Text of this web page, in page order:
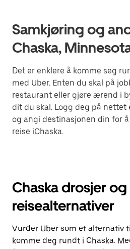
Samkjøring og
Chaska,
Det er enklere å komme seg
med Uber. Enten du skal på
restaurant eller gjøre ærend i
dit du skal. Logg deg på nettet
og angi destinasjonen din for
reise iChaska.
Chaska drosjer
reisealternativer
Vurder Uber som et alternativ
komme deg rundt i Chaska.